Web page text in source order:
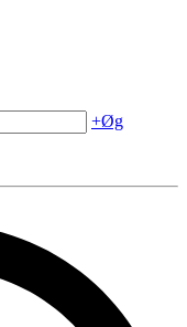
+Øg